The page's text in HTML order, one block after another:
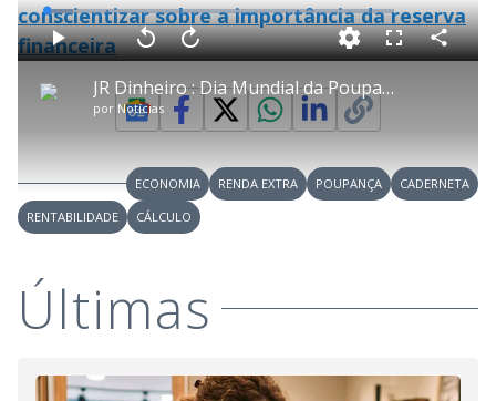
conscientizar sobre a importância da reserva
financeira
P
l
a
y
V
JR Dinheiro : Dia Mundial da Poupança busca conscientizar sobre a importância da reserva financeira
por Notícias
P V
t
a
r
1
0
g
u
n
o
s
A
n
ç
a
1
e
g
u
n
d
o
s
L
o
a
d
e F C
o
a
ECONOMIA RENDA EXTRA POUPANÇA
CADERNETA
RENTABILIDADE
CÁLCULO
Últimas